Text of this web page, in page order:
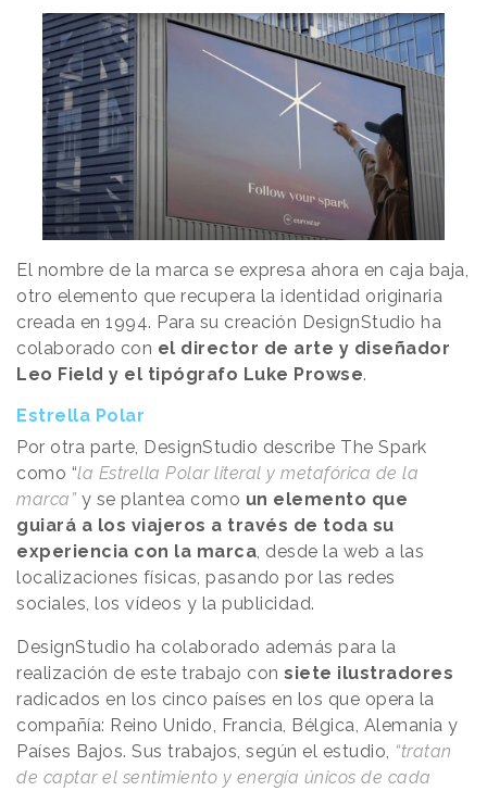
El nombre de la marca se expresa ahora en caja baja,
otro elemento que recupera la identidad originaria
creada en 1994. Para su creación DesignStudio ha
colaborado con el director de arte y diseñador
Leo Field y el tipógrafo Luke Prowse.
Estrella Polar
Por otra parte, DesignStudio describe The Spark
como “la Estrella Polar literal y metafórica de la
marca” y se plantea como un elemento que
guiará a los viajeros a través de toda su
experiencia con la marca , desde la web a las
localizaciones físicas, pasando por las redes
sociales, los vídeos y la publicidad.
DesignStudio ha colaborado además para la
realización de este trabajo con siete ilustradores
radicados en los cinco países en los que opera la
compañía: Reino Unido, Francia, Bélgica, Alemania y
Países Bajos. Sus trabajos, según el estudio, “tratan
de captar el sentimiento y energía únicos de cada